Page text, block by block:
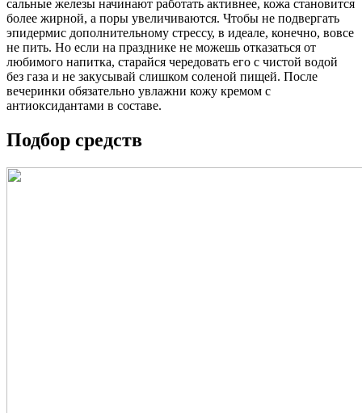
сальные железы начинают работать активнее, кожа становится
более жирной, а поры увеличиваются. Чтобы не подвергать
эпидермис дополнительному стрессу, в идеале, конечно, вовсе
не пить. Но если на празднике не можешь отказаться от
любимого напитка, старайся чередовать его с чистой водой
без газа и не закусывай слишком соленой пищей. После
вечеринки обязательно увлажни кожу кремом с
антиоксидантами в составе.
Подбор средств